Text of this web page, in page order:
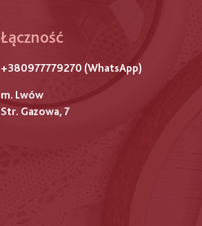
Łączność
+380977779270 (WhatsApp)
m. Lwów
Str. Gazowa, 7